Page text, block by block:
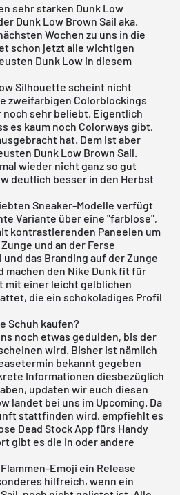
sehr starken Dunk Low
Dunk Low Brown Sail aka.
Wochen zu uns in die
schon jetzt alle wichtigen
Dunk Low in diesem
Silhouette scheint nicht
zweifarbigen Colorblockings
noch sehr beliebt. Eigentlich
es kaum noch Colorways gibt,
hat. Dem ist aber
Dunk Low Brown Sail.
wieder nicht ganz so gut
deutlich besser in den Herbst
Sneaker-Modelle verfügt
Variante über eine "farblose",
kontrastierenden Paneelen um
und an der Ferse
das Branding auf der Zunge
machen den Nike Dunk fit für
mit einer leicht gelblichen
die ein schokoladiges Profil
Schuh kaufen?
noch etwas gedulden, bis der
wird. Bisher ist nämlich
bekannt gegeben
Informationen diesbezüglich
updaten wir euch diesen
landet bei uns im Upcoming. Da
stattfinden wird, empfiehlt es
Dead Stock App fürs Handy
gibt es die in oder andere
Emoji ein Release
hilfreich, wenn ein